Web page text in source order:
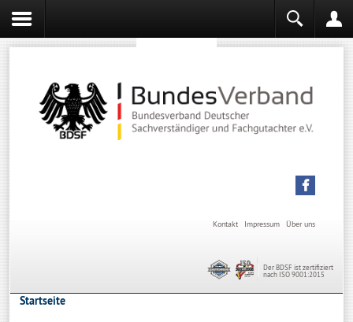
Über uns
Impressum
Kontakt
Der BDSF ist zertifiziert
nach ISO 9001:2015
Startseite